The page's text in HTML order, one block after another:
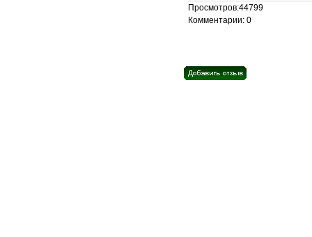
Просмотров:44799
Комментарии: 0